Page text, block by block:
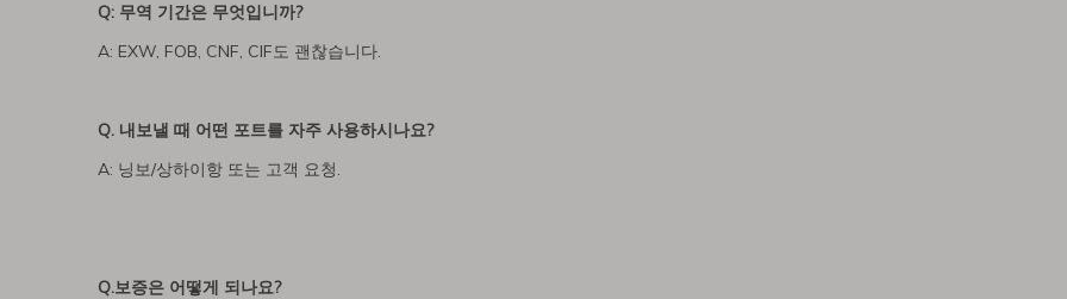
Q: 무역 기간은 무엇입니까?
A: EXW, FOB, CNF, CIF도 괜찮습니다.
Q. 내보낼 때 어떤 포트를 자주 사용하시나요?
A: 닝보/상하이항 또는 고객 요청.
Q.보증은 어떻게 되나요?